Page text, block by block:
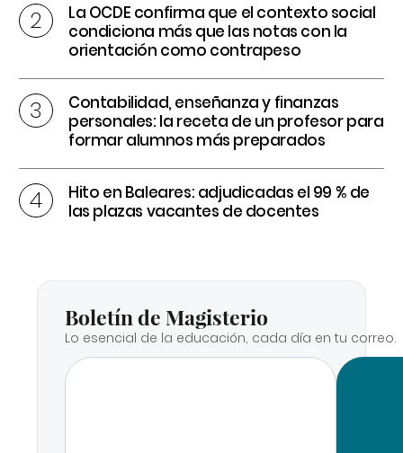
La OCDE confirma que el contexto social
condiciona más que las notas con la
orientación como contrapeso
Contabilidad, enseñanza y finanzas
personales: la receta de un profesor para
formar alumnos más preparados
Hito en Baleares: adjudicadas el 99 % de
las plazas vacantes de docentes
Boletín de Magisterio
Lo esencial de la educación, cada día en tu correo.